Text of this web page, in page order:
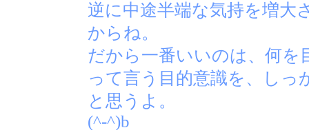
逆に中途半端な気持を増
からね。
だから一番いいのは、何を
って言う目的意識を、し
と思うよ。
(^-^)b